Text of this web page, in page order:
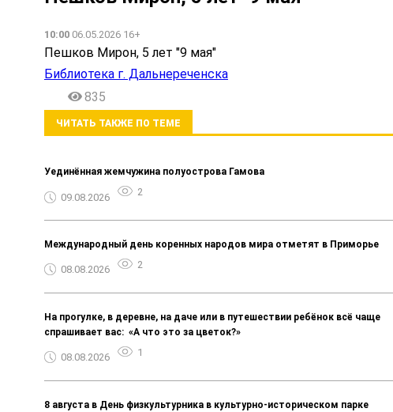
10:00 06.05.2026 16+
Пешков Мирон, 5 лет "9 мая"
Библиотека г. Дальнереченска
835
ЧИТАТЬ ТАКЖЕ ПО ТЕМЕ
Уединённая жемчужина полуострова Гамова
09.08.2026 2
Международный день коренных народов мира отметят в Приморье
08.08.2026 2
На прогулке, в деревне, на даче или в путешествии ребёнок всё чаще
спрашивает вас: «А что это за цветок?»
08.08.2026 1
8 августа в День физкультурника в культурно-историческом парке